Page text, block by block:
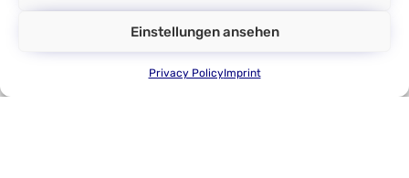
Einstellungen ansehen
Privacy PolicyImprint
Development of Mechatronic